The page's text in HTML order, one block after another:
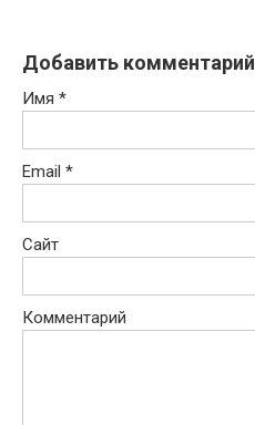
Добавить комментарий
Имя *
Email *
Сайт
Комментарий